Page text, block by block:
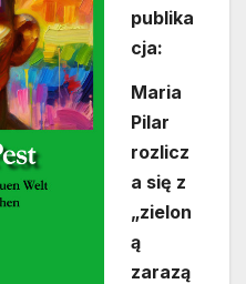
publika
cja:
Maria
Pilar
rozlicz
a się z
„zielon
ą
zarazą